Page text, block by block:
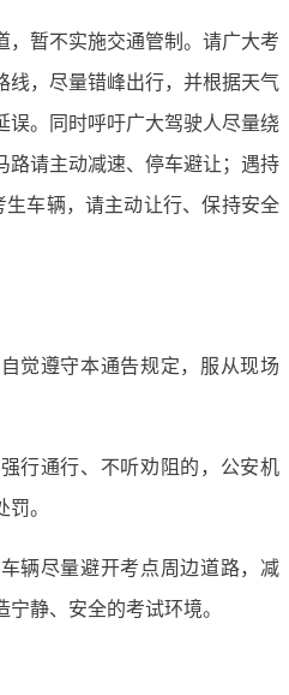
，暂不实施交通管制。请广大考
线，尽量错峰出行，并根据天气
误。同时呼吁广大驾驶人尽量绕
路请主动减速、停车避让；遇持
生车辆，请主动让行、保持安全
觉遵守本通告规定，服从现场
行通行、不听劝阻的，公安机
。
辆尽量避开考点周边道路，减
静、安全的考试环境。